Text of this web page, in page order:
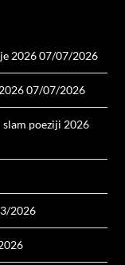
2026 07/07/2026
07/07/2026
poeziji 2026
2026